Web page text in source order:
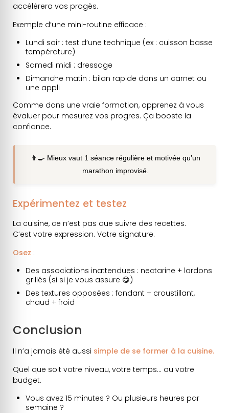
accélèrera vos progès.
Exemple d’une mini-routine efficace :
Lundi soir : test d’une technique (ex : cuisson basse
température)
Samedi midi : dressage
Dimanche matin : bilan rapide dans un carnet ou
une appli
Comme dans une vraie formation, apprenez à vous
évaluer pour mesurez vos progres. Ça booste la
confiance.
👨‍🍳 Mieux vaut 1 séance régulière et motivée qu’un
marathon improvisé.
Expérimentez et testez
La cuisine, ce n’est pas que suivre des recettes.
C’est votre expression. Votre signature.
Osez :
Des associations inattendues : nectarine + lardons
grillés (si si je vous assure 😋)
Des textures opposées : fondant + croustillant,
chaud + froid
Conclusion
Il n’a jamais été aussi simple de se former à la cuisine.
Quel que soit votre niveau, votre temps… ou votre
budget.
Vous avez 15 minutes ? Ou plusieurs heures par
semaine ?